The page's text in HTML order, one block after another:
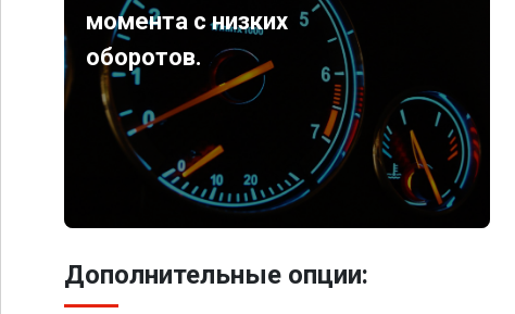
момента с низких
оборотов.
Дополнительные опции: